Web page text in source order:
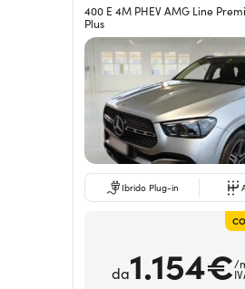
400 E 4M PHEV AMG Line
Plus
Ibrido Plug-in
da1.154€/